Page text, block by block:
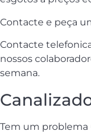
Contacte e peça
Contacte
nossos
semana.
Tem um problema